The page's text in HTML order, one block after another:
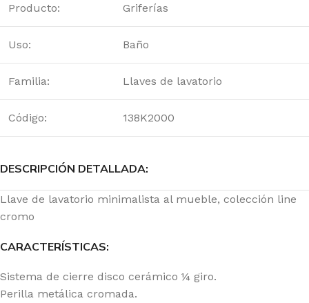
Producto: Griferías
Uso: Baño
Familia: Llaves de lavatorio
Código: 138K2000
DESCRIPCIÓN DETALLADA:
Llave de lavatorio minimalista al mueble, colección line
cromo
CARACTERÍSTICAS:
Sistema de cierre disco cerámico ¼ giro.
Perilla metálica cromada.